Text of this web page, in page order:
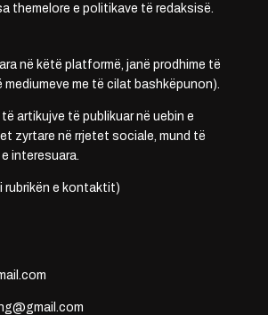
themelore e politikave të redaksisë.
në këtë platformë, janë prodhime të
me të cilat bashkëpunon).
artikujve të publikuar në uebin e
zyrtare në rrjetet sociale, mund të
interesuara.
rubrikën e kontaktit)